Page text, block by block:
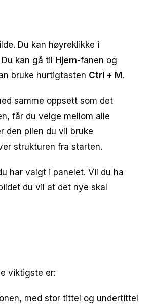
Du kan høyreklikke i
Du kan gå til Hjem-fanen og
bruke hurtigtasten Ctrl + M .
samme oppsett som det
får du velge mellom alle
den pilen du vil bruke
strukturen fra starten.
har valgt i panelet. Vil du ha
du vil at det nye skal
viktigste er:
med stor tittel og undertittel